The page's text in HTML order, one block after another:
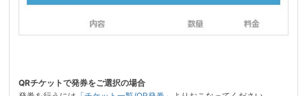
QRチケットで発券をご選択の場合